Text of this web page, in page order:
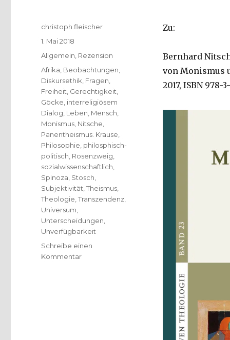
Zu:
Bernhard
von Monismus
2017, ISBN 978-
Autor
christoph.fleischer
Veröffentlicht
am
1. Mai 2018
Kategorien
Allgemein Rezension
Schlagwörter
Afrika Beobachtungen
Diskursethik Fragen
Freiheit Gerechtigkeit
Göcke interreligiösem
Dialog Leben Mensch
Monismus Nitsche
Panentheismus. Krause
Philosophie philosphisch-
politisch Rosenzweig
sozialwissenschaftlich
Spinoza Stosch
Subjektivität ,Theismus
Theologie ,Transzendenz
Universum
Unterscheidungen
Unverfügbarkeit
Schreibe einen
Kommentarzu